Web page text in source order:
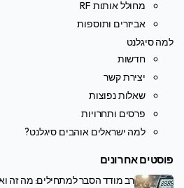
מחולל אותות RF
אביזרים ותוספות
למה סיגלנט
חדשות
יצירת קשר
שאלות נפוצות
פרסים ותחרויות
למה ישראלים אוהבים סיגלנט?
פוסטים אחרונים
רב מודד הסבר למתחילים: מה זה